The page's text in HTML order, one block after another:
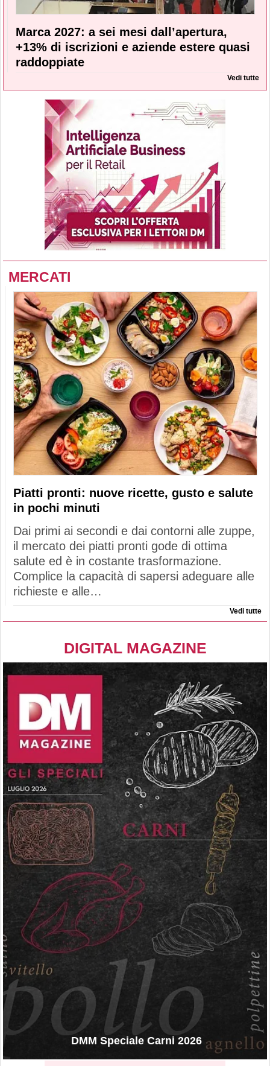
Marca 2027: a sei mesi dall’apertura,
+13% di iscrizioni e aziende estere quasi
raddoppiate
Vedi tutte
MERCATI
Piatti pronti: nuove ricette, gusto e salute
in pochi minuti
Dai primi ai secondi e dai contorni alle zuppe,
il mercato dei piatti pronti gode di ottima
salute ed è in costante trasformazione.
Complice la capacità di sapersi adeguare alle
richieste e alle…
Vedi tutte
DIGITAL MAGAZINE
DMM Speciale Carni 2026